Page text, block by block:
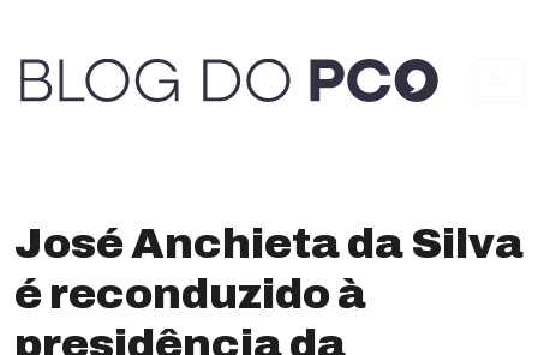
José Anchieta da Silva
é reconduzido à
presidência da